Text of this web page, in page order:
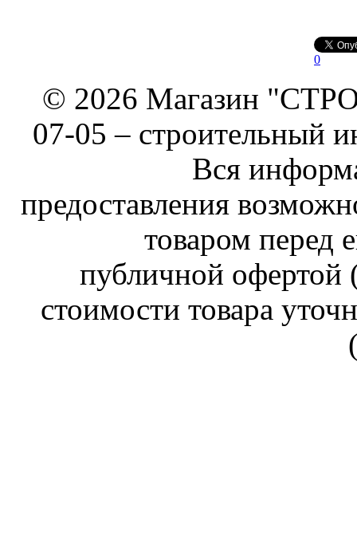
0
© 2026 Магазин
07-05 – строительный
Вся
предоставления
товаром перед
публичной
стоимости товара